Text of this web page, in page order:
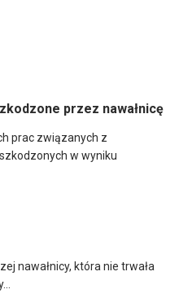
przez nawałnicę
prac związanych z
w wyniku
nawałnicy, która nie trwała